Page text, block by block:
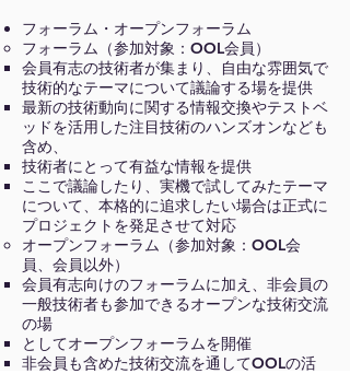
フォーラム・オープンフォーラム
フォーラム（参加対象：OOL会員）
会員有志の技術者が集まり、自由な雰囲気で
技術的なテーマについて議論する場を提供
最新の技術動向に関する情報交換やテストベ
ッドを活用した注目技術のハンズオンなども
含め、
技術者にとって有益な情報を提供
ここで議論したり、実機で試してみたテーマ
について、本格的に追求したい場合は正式に
プロジェクトを発足させて対応
オープンフォーラム（参加対象：OOL会
員、会員以外）
会員有志向けのフォーラムに加え、非会員の
一般技術者も参加できるオープンな技術交流
の場
としてオープンフォーラムを開催
非会員も含めた技術交流を通してOOLの活